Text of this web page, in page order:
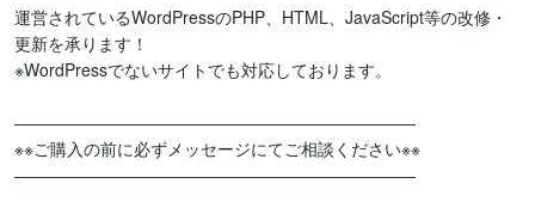
運営されているWordPressのPHP、HTML、JavaScript等の改修・
更新を承ります！
※WordPressでないサイトでも対応しております。
――――――――――――――――――――――――
※※ご購入の前に必ずメッセージにてご相談ください※※
――――――――――――――――――――――――